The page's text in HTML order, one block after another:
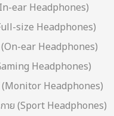
ear Headphones)
size Headphones)
ear Headphones)
Headphones)
(Monitor Headphones)
าย (Sport Headphones)